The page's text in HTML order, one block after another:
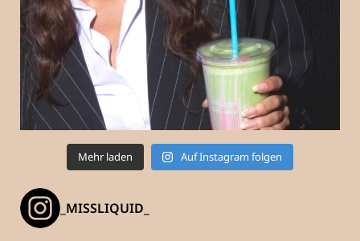
Mehr laden Auf Instagram folgen
_MISSLIQUID_